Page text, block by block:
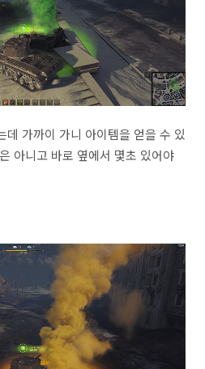
데 가까이 가니 아이템을 얻을 수 있
아니고 바로 옆에서 몇초 있어야